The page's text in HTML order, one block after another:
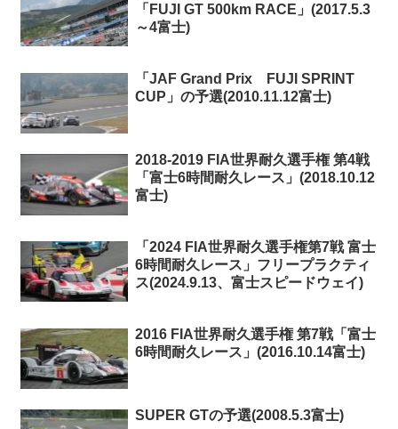
「FUJI GT 500km RACE」(2017.5.3
～4富士)
「JAF Grand Prix FUJI SPRINT
CUP」の予選(2010.11.12富士)
2018-2019 FIA世界耐久選手権 第4戦
「富士6時間耐久レース」(2018.10.12
富士)
「2024 FIA世界耐久選手権第7戦 富士
6時間耐久レース」フリープラクティ
ス(2024.9.13、富士スピードウェイ)
2016 FIA世界耐久選手権 第7戦「富士
6時間耐久レース」(2016.10.14富士)
SUPER GTの予選(2008.5.3富士)